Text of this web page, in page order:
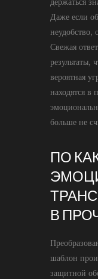
Даже если
неудобство,
Свежая
результаты,
вероятная
находятся в
больше не
ПО
В
шаблон
защитной